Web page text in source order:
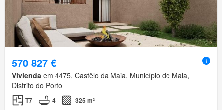
570 827 €
Vivienda em 4475, Castêlo da Maia, Município de Maia,
Distrito do Porto
T7 4 325 m²